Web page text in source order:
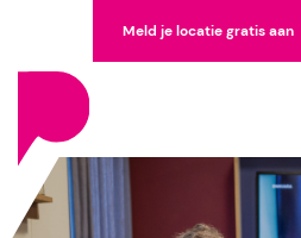
Meld je locatie gratis aan